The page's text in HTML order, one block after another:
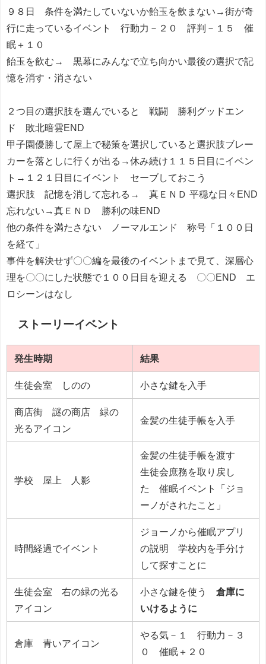
９８日 条件を満たしていないか飴玉を飲まない→街が奇
行に走っているイベント 行動力－２０ 評判－１５ 催
眠＋１０
飴玉を飲む→ 黒幕にみんなで立ち向かい最後の選択で記
憶を消す・消さない
２つ目の選択肢を選んでいると 戦闘 勝利グッドエン
ド 敗北暗雲END
甲子園優勝して屋上で秘策を選択していると選択肢ブレー
カーを落としに行くが出る→休み続け１１５日目にイベン
ト→１２１日目にイベント セーブしておこう
選択肢 記憶を消して忘れる→ 真ＥＮＤ 平穏な日々END
忘れない→真ＥＮＤ 勝利の味END
他の条件を満たさない ノーマルエンド 称号「１００日
を経て」
事件を解決せず〇〇編を最後のイベントまで見て、深層心
理を〇〇にした状態で１００日目を迎える 〇〇END エ
ロシーンはなし
ストーリーイベント
発生時期 結果
生徒会室 しのの 小さな鍵を入手
商店街 謎の商店 緑の
光るアイコン
金髪の生徒手帳を入手
学校 屋上 人影
金髪の生徒手帳を渡す
生徒会庶務を取り戻し
た 催眠イベント「ジョ
ーノがされたこと」
時間経過でイベント
ジョーノから催眠アプリ
の説明 学校内を手分け
して探すことに
生徒会室 右の緑の光る
アイコン
小さな鍵を使う 倉庫に
いけるように
倉庫 青いアイコン
やる気－１ 行動力－３
０ 催眠＋２０